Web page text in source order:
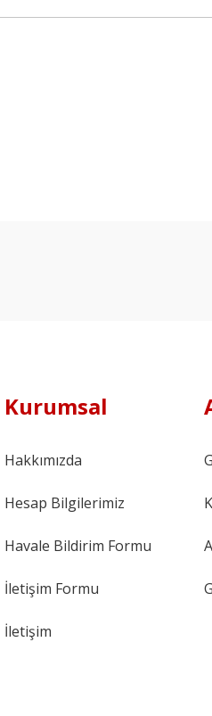
Kurumsal
Hakkımızda
Hesap Bilgilerimiz
Havale Bildirim Formu
İletişim Formu
İletişim